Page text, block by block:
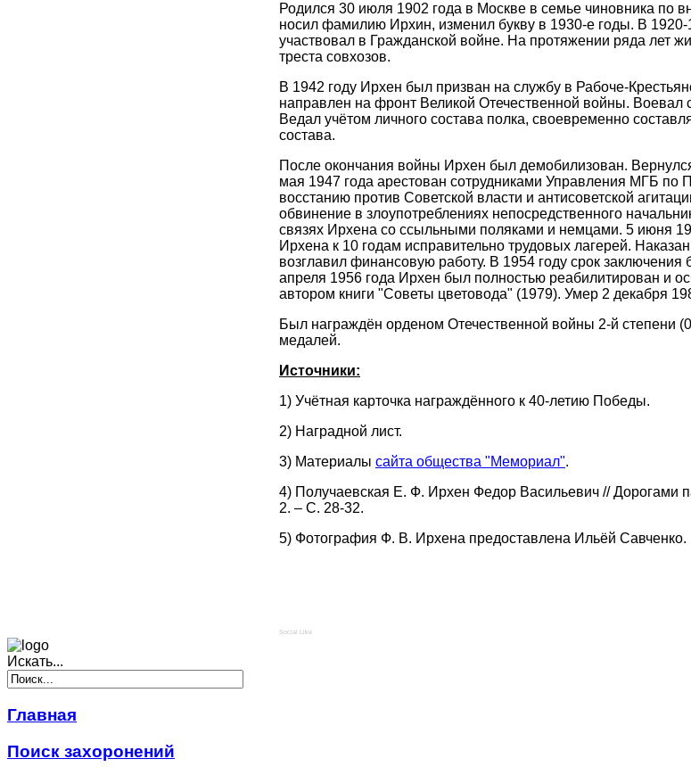
Родился 30 июля 1902 года в Москве в семье чиновника
носил фамилию Ирхин, изменил букву в 1930-е годы. В
участвовал в Гражданской войне. На протяжении ряда лет
треста совхозов.
В 1942 году Ирхен был призван на службу в Рабоче-
направлен на фронт Великой Отечественной войны.
Ведал учётом личного состава полка, своевременно
состава.
После окончания войны Ирхен был демобилизован.
мая 1947 года арестован сотрудниками Управления МГБ по
восстанию против Советской власти и антисоветской
обвинение в злоупотреблениях непосредственного
связях Ирхена со ссыльными поляками и немцами. 5 июня
Ирхена к 10 годам исправительно трудовых лагерей.
возглавил финансовую работу. В 1954 году срок
апреля 1956 года Ирхен был полностью реабилитирован и
автором книги "Советы цветовода" (1979). Умер 2 декабря
Был награждён орденом Отечественной войны 2-й степени
медалей.
Источники:
1) Учётная карточка награждённого к 40-летию Победы.
2) Наградной лист.
3) Материалы сайта общества "Мемориал".
4) Получаевская Е. Ф. Ирхен Федор Васильевич //
2. – С. 28-32.
5) Фотография Ф. В. Ирхена предоставлена Ильёй Савченко.
Social Like
Искать...
Главная
Поиск захоронений